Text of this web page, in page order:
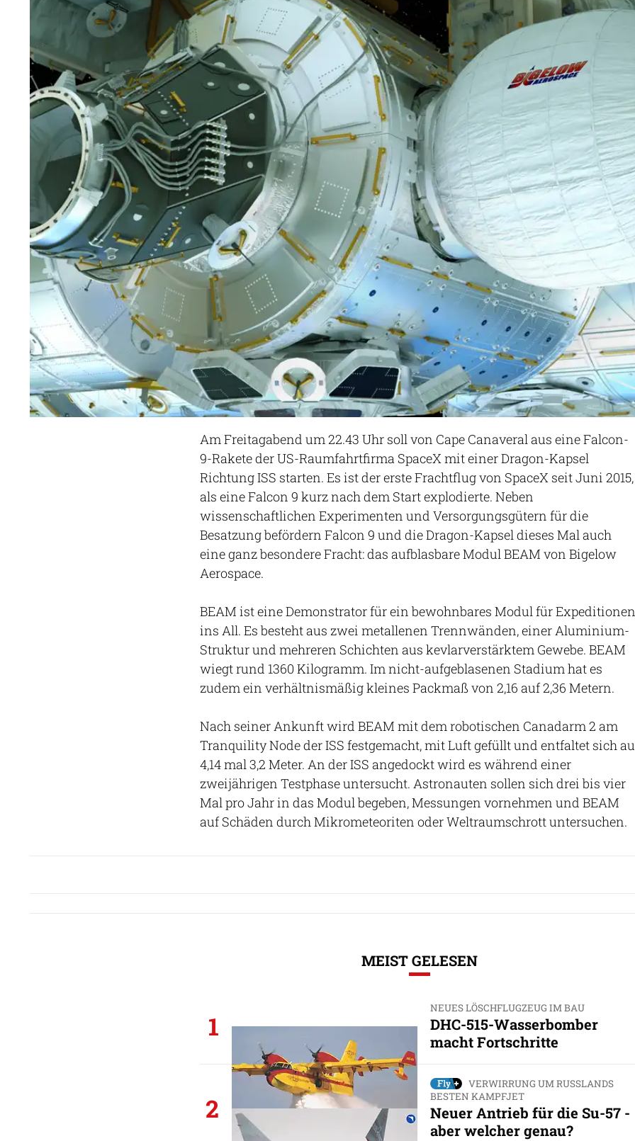
Am Freitagabend um 22.43 Uhr soll von Cape Canaveral aus eine Falcon-
9-Rakete der US-Raumfahrtfirma SpaceX mit einer Dragon-Kapsel
Richtung ISS starten. Es ist der erste Frachtflug von SpaceX seit Juni 2015,
als eine Falcon 9 kurz nach dem Start explodierte. Neben
wissenschaftlichen Experimenten und Versorgungsgütern für die
Besatzung befördern Falcon 9 und die Dragon-Kapsel dieses Mal auch
eine ganz besondere Fracht: das aufblasbare Modul BEAM von Bigelow
Aerospace.
BEAM ist eine Demonstrator für ein bewohnbares Modul für Expeditionen
ins All. Es besteht aus zwei metallenen Trennwänden, einer Aluminium-
Struktur und mehreren Schichten aus kevlarverstärktem Gewebe. BEAM
wiegt rund 1360 Kilogramm. Im nicht-aufgeblasenen Stadium hat es
zudem ein verhältnismäßig kleines Packmaß von 2,16 auf 2,36 Metern.
Nach seiner Ankunft wird BEAM mit dem robotischen Canadarm 2 am
Tranquility Node der ISS festgemacht, mit Luft gefüllt und entfaltet sich
4,14 mal 3,2 Meter. An der ISS angedockt wird es während einer
zweijährigen Testphase untersucht. Astronauten sollen sich drei bis vier
Mal pro Jahr in das Modul begeben, Messungen vornehmen und BEAM
auf Schäden durch Mikrometeoriten oder Weltraumschrott untersuchen.
MEIST GELESEN
1
NEUES LÖSCHFLUGZEUG IM BAU
DHC-515-Wasserbomber
macht Fortschritte
2
VERWIRRUNG UM RUSSLANDS
BESTEN KAMPFJET
Neuer Antrieb für die Su-57 -
aber welcher genau?